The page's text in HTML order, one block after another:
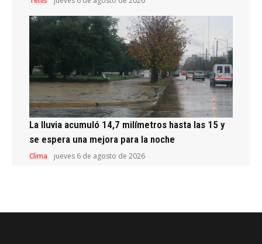
La lluvia acumuló 14,7 milímetros hasta las 15 y
se espera una mejora para la noche
Clima jueves 6 de agosto de 2026